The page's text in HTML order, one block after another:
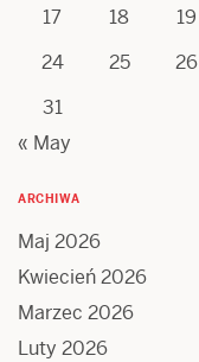
17
18 19
24
25 26
31
« May
ARCHIWA
Maj 2026
Kwiecień 2026
Marzec 2026
Luty 2026